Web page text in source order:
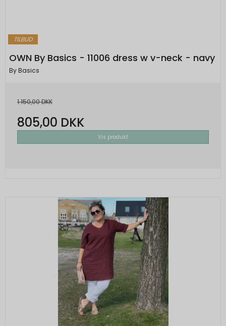
TILBUD
OWN By Basics - 11006 dress w v-neck - navy
By Basics
1.150,00 DKK
805,00 DKK
Vis produkt